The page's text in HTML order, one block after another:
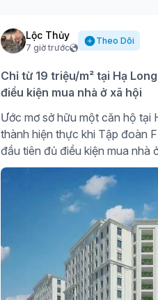
Lộc Thủy
7 giờ trước
Theo Dõi
Chỉ từ 19 triệu/m² tại Hạ
điều kiện mua nhà ở xã hội
Ước mơ sở hữu một căn hộ tại
thành hiện thực khi Tập đoàn
đầu tiên đủ điều kiện mua nhà